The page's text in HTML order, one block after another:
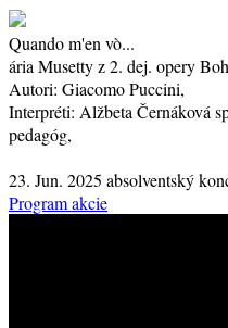
Quando m'en vò...
ária Musetty z 2. dej. opery
Autori: Giacomo Puccini,
Interpréti: Alžbeta Černáková
pedagóg,
23. Jun. 2025 absolventský
Program akcie